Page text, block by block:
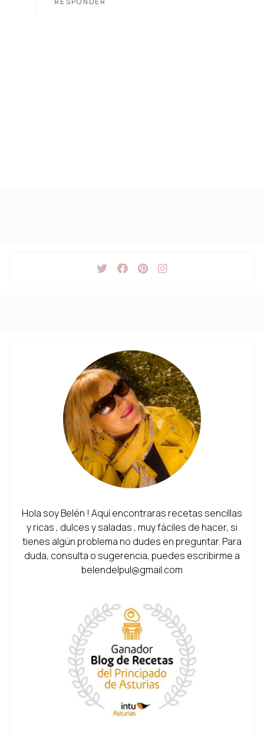
Hola soy Belén ! Aquí encontraras recetas sencillas
y ricas , dulces y saladas , muy fáciles de hacer, si
tienes algún problema no dudes en preguntar. Para
duda, consulta o sugerencia, puedes escribirme a
belendelpul@gmail.com